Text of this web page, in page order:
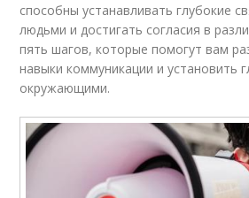
способны устанавливать глубокие
людьми и достигать согласия в
пять шагов, которые помогут вам
навыки коммуникации и установить
окружающими.